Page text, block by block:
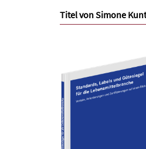
Titel von Simone